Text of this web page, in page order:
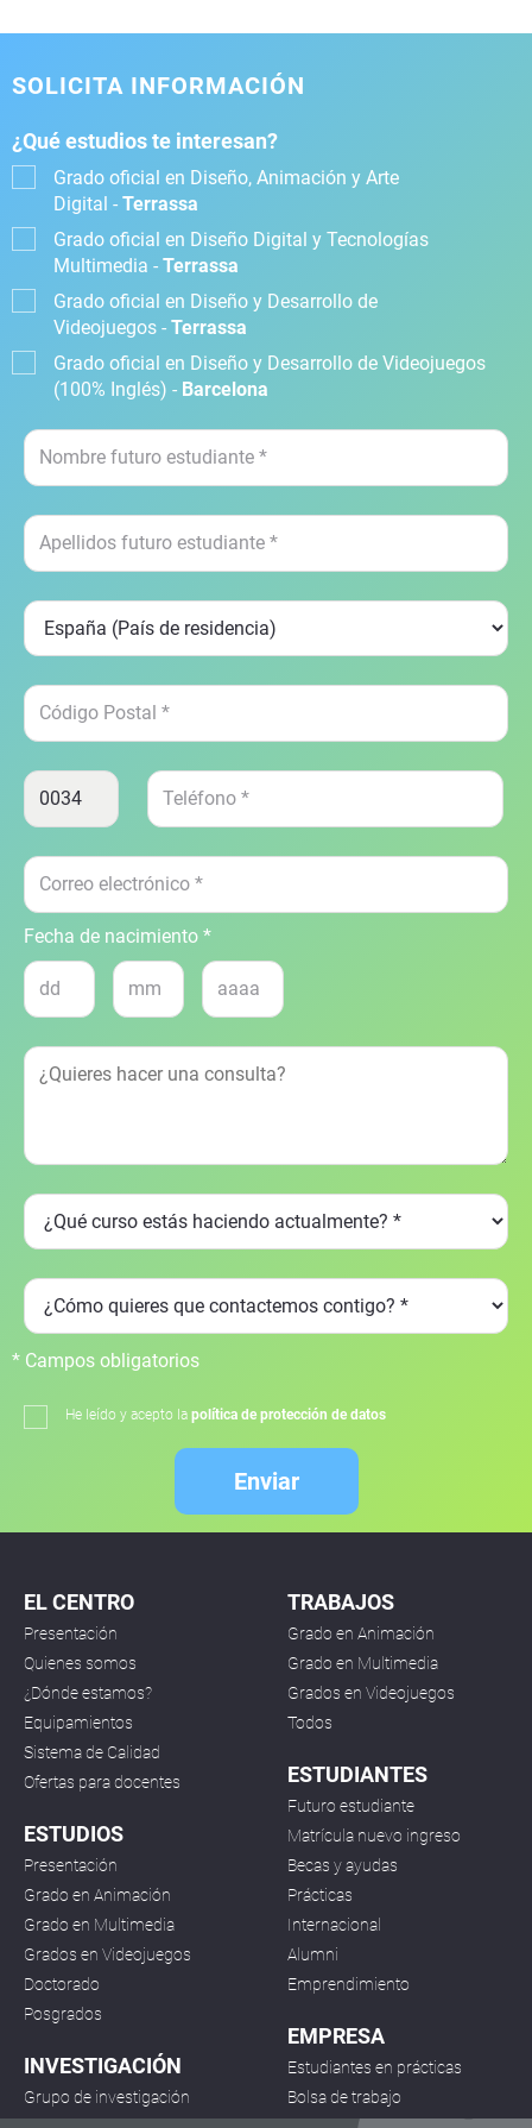
SOLICITA INFORMACIÓN
¿Qué estudios te interesan?
Grado oficial en Diseño, Animación y Arte
Digital - Terrassa
Grado oficial en Diseño Digital y Tecnologías
Multimedia - Terrassa
Grado oficial en Diseño y Desarrollo de
Videojuegos - Terrassa
Grado oficial en Diseño y Desarrollo de Videojuegos
(100% Inglés) - Barcelona
Fecha de nacimiento *
* Campos obligatorios
He leído y acepto la política de protección de datos
Enviar
EL CENTRO
Presentación
Quienes somos
¿Dónde estamos?
Equipamientos
Sistema de Calidad
Ofertas para docentes
ESTUDIOS
Presentación
Grado en Animación
Grado en Multimedia
Grados en Videojuegos
Doctorado
Posgrados
INVESTIGACIÓN
Grupo de investigación
TRABAJOS
Grado en Animación
Grado en Multimedia
Grados en Videojuegos
Todos
ESTUDIANTES
Futuro estudiante
Matrícula nuevo ingreso
Becas y ayudas
Prácticas
Internacional
Alumni
Emprendimiento
EMPRESA
Estudiantes en prácticas
Bolsa de trabajo